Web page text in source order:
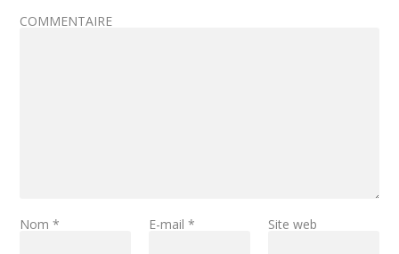
COMMENTAIRE
Nom* E-mail * Site web